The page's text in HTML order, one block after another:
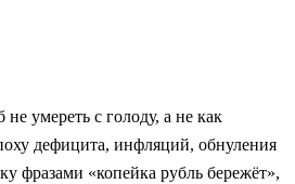
умереть с голоду, а не как
дефицита, инфляций, обнуления
фразами «копейка рубль бережёт»,